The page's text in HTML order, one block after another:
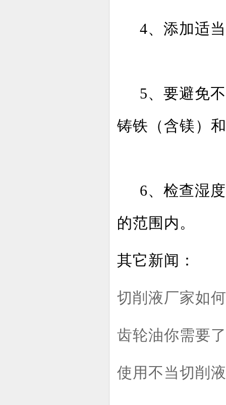
4、添加适
5、要避免
铸铁（含镁）
6、检查湿
的范围内。
其它新闻：
切削液厂家如
齿轮油你需要
使用不当切削